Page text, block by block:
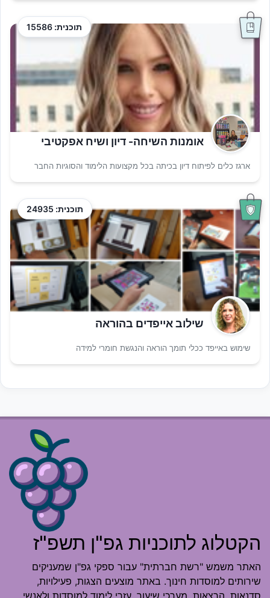
תוכנית: 15586
אומנות השיחה- דיון ושיח אפקטיבי
ארגז כלים לפיתוח דיון בכיתה בכל מקצועות הלימוד והסוגיות החבר
תוכנית: 24935
שילוב אייפדים בהוראה
שימוש באייפד ככלי תומך הוראה והנגשת חומרי למידה
הקטלוג לתוכניות גפ"ן תשפ"ז
האתר משמש "רשת חברתית" עבור ספקי גפ"ן שמעניקים
שירותים למוסדות חינוך. באתר מוצעים הצגות, פעילויות,
סדנאות, הרצאות, מערכי שיעור, עזרי לימוד למוסדות ולאנשי